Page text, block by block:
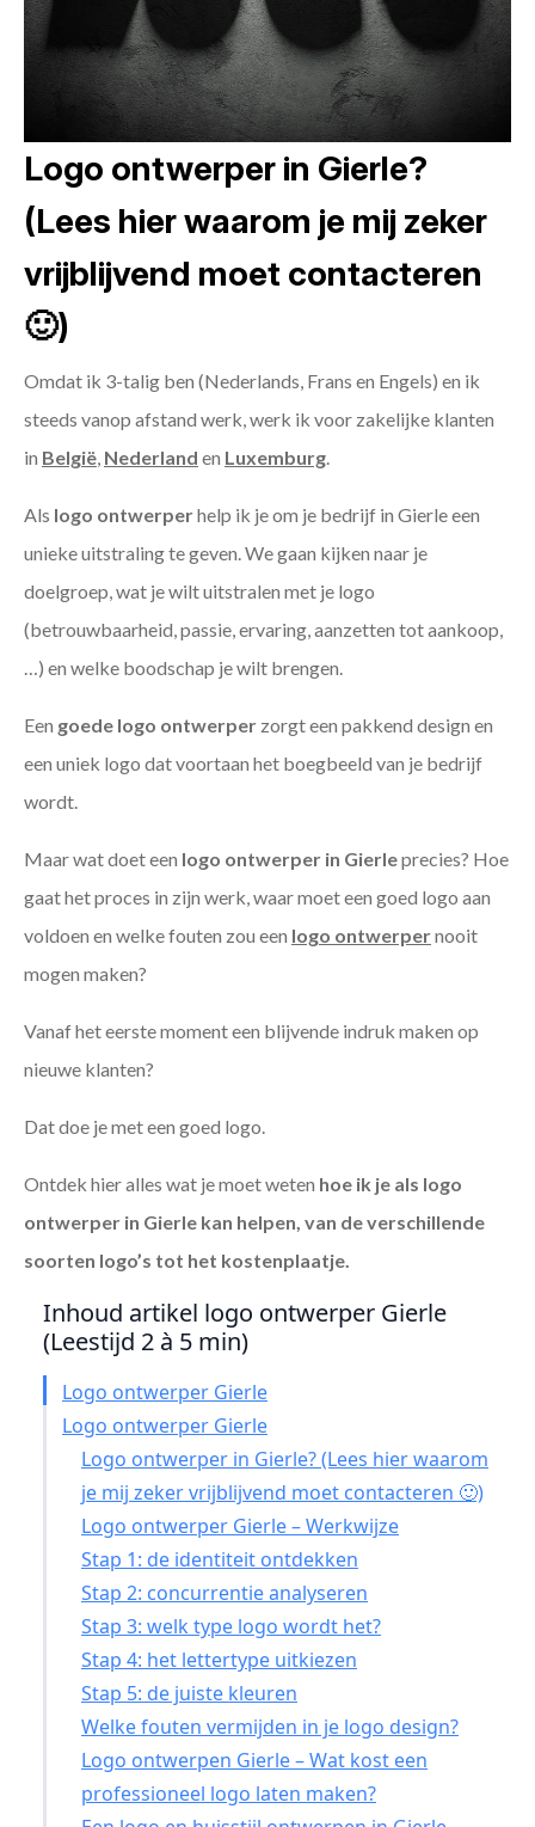
Logo ontwerper in Gierle?
(Lees hier waarom je mij zeker
vrijblijvend moet contacteren
🙂)
Omdat ik 3-talig ben (Nederlands, Frans en Engels) en ik
steeds vanop afstand werk, werk ik voor zakelijke klanten
in België, Nederland en Luxemburg.
Als logo ontwerperhelp ik je om je bedrijf in Gierle een
unieke uitstraling te geven. We gaan kijken naar je
doelgroep, wat je wilt uitstralen met je logo
(betrouwbaarheid, passie, ervaring, aanzetten tot aankoop,
…) en welke boodschap je wilt brengen.
Een goede logo ontwerper zorgt een pakkend design en
een uniek logo dat voortaan het boegbeeld van je bedrijf
wordt.
Maar wat doet een logo ontwerper in Gierleprecies? Hoe
gaat het proces in zijn werk, waar moet een goed logo aan
voldoen en welke fouten zou een logo ontwerpernooit
mogen maken?
Vanaf het eerste moment een blijvende indruk maken op
nieuwe klanten?
Dat doe je met een goed logo.
Ontdek hier alles wat je moet weten hoe ik je als logo
ontwerper in Gierle kan helpen, van de verschillende
soorten logo’s tot het kostenplaatje.
Inhoud artikel logo ontwerper Gierle
(Leestijd 2 à 5 min)
Logo ontwerper Gierle
Logo ontwerper Gierle
Logo ontwerper in Gierle? (Lees hier waarom
je mij zeker vrijblijvend moet contacteren 🙂)
Logo ontwerper Gierle – Werkwijze
Stap 1: de identiteit ontdekken
Stap 2: concurrentie analyseren
Stap 3: welk type logo wordt het?
Stap 4: het lettertype uitkiezen
Stap 5: de juiste kleuren
Welke fouten vermijden in je logo design?
Logo ontwerpen Gierle – Wat kost een
professioneel logo laten maken?